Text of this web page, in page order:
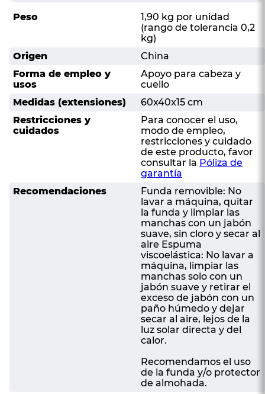
Peso
1,90 kg por unidad
(rango de tolerancia 0,2
kg)
Origen
China
Forma de empleo y
usos
Apoyo para cabeza y
cuello
Medidas (extensiones)
60x40x15 cm
Restricciones y
cuidados
Para conocer el uso,
modo de empleo,
restricciones y cuidado
de este producto, favor
consultar la Póliza de
garantía
Recomendaciones
Funda removible: No
lavar a máquina, quitar
la funda y limpiar las
manchas con un jabón
suave, sin cloro y secar al
aire Espuma
viscoelástica: No lavar a
máquina, limpiar las
manchas solo con un
jabón suave y retirar el
exceso de jabón con un
paño húmedo y dejar
secar al aire, lejos de la
luz solar directa y del
calor.
Recomendamos el uso
de la funda y/o protector
de almohada.